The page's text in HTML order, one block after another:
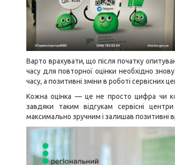
Варто врахувати, що після початку
часу для повторної оцінки необхідно
часу, а позитивні зміни в роботі сервісних
Кожна оцінка — це не просто цифра чи
завдяки таким відгукам сервісні
максимально зручним і залишав позитивні